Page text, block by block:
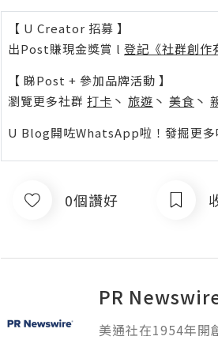
【 U Creator 招募 】
出Post賺現金獎賞 l 登記《社群創作
【 睇Post + 參加品牌活動 】
瀏覽更多社群 打卡 丶 旅遊 丶 美食 丶
U Blog開咗WhatsApp啦！發掘更多
0個讚好
PR
美通社在1954年開